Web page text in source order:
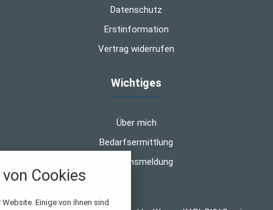
Datenschutz
Erstinformation
Vertrag widerrufen
Wichtiges
Über mich
Bedarfsermittlung
Schadensmeldung
Cookies
Einige von ihnen sind